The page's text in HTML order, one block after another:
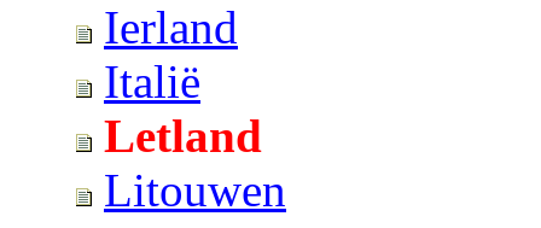
Ierland
Italië
Letland
Litouwen